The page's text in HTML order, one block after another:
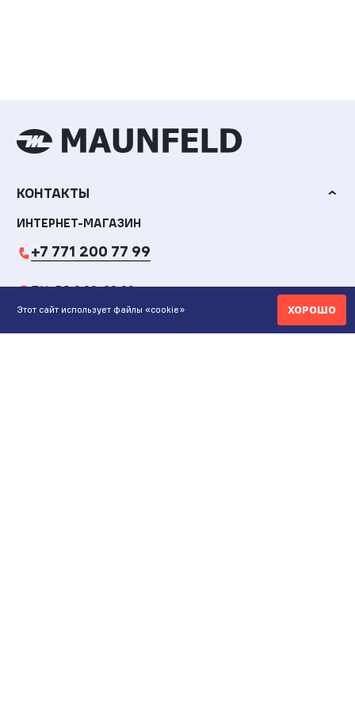
КОНТАКТЫ
ИНТЕРНЕТ-МАГАЗИН
+7 771 200 77 99
ПН-ВС 9.00-20:00
Этот сайт использует файлы «cookie» ХОРОШО